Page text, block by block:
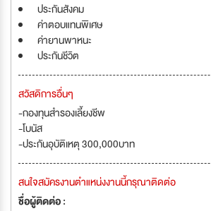
ประกันสังคม
ค่าตอบแทนพิเศษ
ค่ายานพาหนะ
ประกันชีวิต
สวัสดิการอื่นๆ
-กองทุนสำรองเลี้ยงชีพ
-โบนัส
-ประกันอุบัติเหตุ 300,000บาท
สนใจสมัครงานตำแหน่งงานนี้กรุณาติดต่อ
ชื่อผู้ติดต่อ :